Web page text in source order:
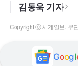
김동욱 기자
Copyright ⓒ 세계일보. 무
Googl